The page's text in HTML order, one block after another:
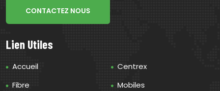
CONTACTEZ NOUS
Lien Utiles
Accueil
Centrex
Fibre
Mobiles